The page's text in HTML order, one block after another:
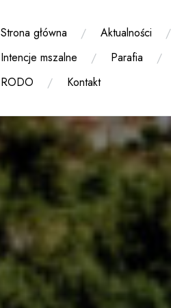
Strona główna Aktualności
Intencje mszalne
Parafia
RODO
Kontakt